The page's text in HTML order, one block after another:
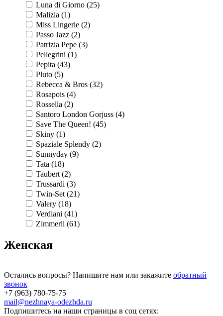
Luna di Giorno (25)
Malizia (1)
Miss Lingerie (2)
Passo Jazz (2)
Patrizia Pepe (3)
Pellegrini (1)
Pepita (43)
Pluto (5)
Rebecca & Bros (32)
Rosapois (4)
Rossella (2)
Santoro London Gorjuss (4)
Save The Queen! (45)
Skiny (1)
Spaziale Splendy (2)
Sunnyday (9)
Tata (18)
Taubert (2)
Trussardi (3)
Twin-Set (21)
Valery (18)
Verdiani (41)
Zimmerli (61)
Женская
Остались вопросы? Напишите нам или закажите обратный
звонок
+7 (963) 780-75-75
mail@nezhnaya-odezhda.ru
Подпишитесь на наши страницы в соц сетях: